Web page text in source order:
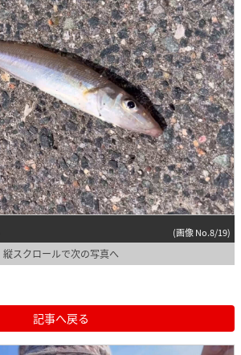
(画像 No.8/19)
縦スクロールで次の写真へ
記事へ戻る